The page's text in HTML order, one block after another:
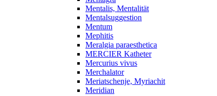
Mentalis, Mentalität
Mentalsuggestion
Mentum
Mephitis
Meralgia paraesthetica
MERCIER Katheter
Mercurius vivus
Merchalator
Meriatschenje, Myriachit
Meridian